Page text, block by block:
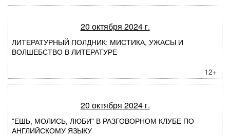
20 октября 2024 г.
ЛИТЕРАТУРНЫЙ ПОЛДНИК: МИСТИКА, УЖАСЫ И
ВОЛШЕБСТВО В ЛИТЕРАТУРЕ
12+
20 октября 2024 г.
"ЕШЬ, МОЛИСЬ, ЛЮБИ" В РАЗГОВОРНОМ КЛУБЕ ПО
АНГЛИЙСКОМУ ЯЗЫКУ